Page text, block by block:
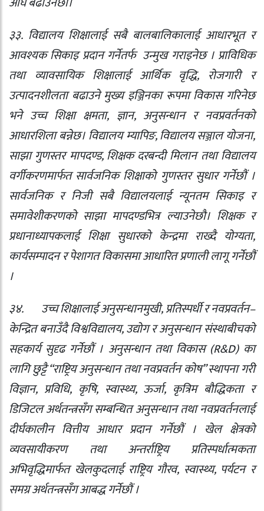
३३. विद्यालय शिक्षालाई सबै बालबालिकालाई आधारभूत र
आवश्यक सिकाइ प्रदान गर्नेतर्फ उन्मुख गराइनेछ । प्राविधिक
तथा व्यावसायिक शिक्षालाई आर्थिक वृद्धि, रोजगारी र
उत्पादनशीलता बढाउने मुख्य इञ्जिनका रूपमा विकास गरिनेछ
भने उच्च शिक्षा क्षमता, ज्ञान, अनुसन्धान र नवप्रवर्तनको
आधारशिला बन्नेछ। विद्यालय म्यापिङ,विद्यालय सञ्जाल योजना,
साझा गुणस्तर मापदण्ड,शिक्षक दरबन्दी मिलान तथा विद्यालय
वर्गीकरणमार्फत सार्वजनिक शिक्षाको गुणस्तर सुधार गर्नेछौं ।
सार्वजनिक र निजी सबै विद्यालयलाई न्यूनतम सिकाइ र
समावेशीकरणको साझा मापदण्डभित्र ल्याउनेछौ। शिक्षक र
प्रधानाध्यापकलाई शिक्षा सुधारको केन्द्रमा राख्दै योग्यता,
कार्यसम्पादन र पेशागत विकासमा आधारित प्रणाली लागू गर्नेछौं
।
३४.
उच्च शिक्षालाई अनुसन्धानमुखी,प्रतिस्पर्धी र नवप्रवर्तन–
केन्द्रित बनाउँदै विश्वविद्यालय,उद्योग र अनुसन्धान संस्थाबीचको
सहकार्य सुदृढ गर्नेछौं । अनुसन्धान तथा विकास (R&D) का
लागि छुट्टै “राष्ट्रिय अनुसन्धान तथा नवप्रवर्तन कोष” स्थापना गरी
विज्ञान, प्रविधि, कृषि, स्वास्थ्य, ऊर्जा, कृत्रिम बौद्धिकता र
डिजिटल अर्थतन्त्रसँग सम्बन्धित अनुसन्धान तथा नवप्रवर्तनलाई
दीर्घकालीन वित्तीय आधार प्रदान गर्नेछौं । खेल क्षेत्रको
व्यवसायीकरण तथा अन्तर्राष्ट्रिय प्रतिस्पर्धात्मकता
अभिवृद्धिमार्फत खेलकुदलाई राष्ट्रिय गौरव, स्वास्थ्य, पर्यटन र
समग्र अर्थतन्त्रसँग आबद्ध गर्नेछौं ।